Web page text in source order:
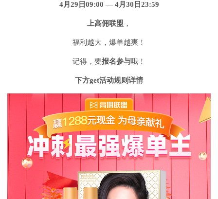
4月29日09:00 — 4月30日23:59
上高佣联盟 ，
福利越大，爆单越爽！
记得，要报名参与哦！
下方get活动规则详情